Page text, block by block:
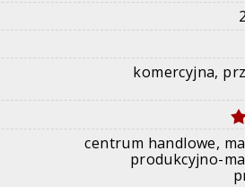
komercyjna,
centrum handlowe,
produkcyjno-